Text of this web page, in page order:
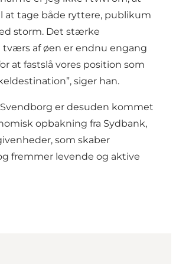
at tage både ryttere, publikum
storm. Det stærke
tværs af øen er endnu engang
at fastslå vores position som
siger han.
er desuden kommet
opbakning fra Sydbank,
som skaber
fremmer levende og aktive